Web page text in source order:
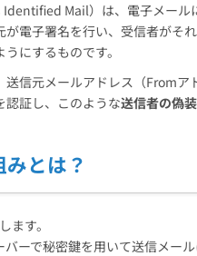
ム・フォーム
Mail）は、電子メール
が電子署名を行い、受信者がそ
にするものです。
信元メールアドレス（From
認証し、このような送信者の偽
とは？
ます。
バーで秘密鍵を用いて送信メー